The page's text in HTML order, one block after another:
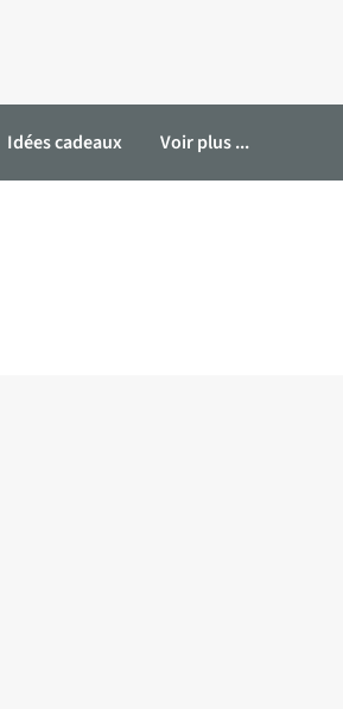
Idées cadeaux Voir plus ...